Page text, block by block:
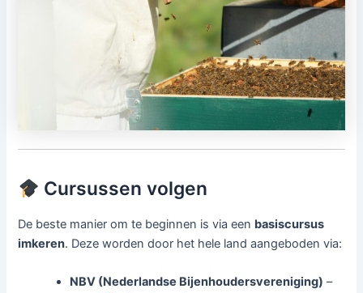
Cursussen volgen
De beste manier om te beginnen is via een basiscursus
imkeren. Deze worden door het hele land aangeboden via:
NBV (Nederlandse Bijenhoudersvereniging) –